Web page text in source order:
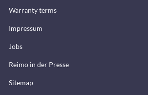
Warranty terms
Impressum
Jobs
Reimo in der Presse
Sitemap